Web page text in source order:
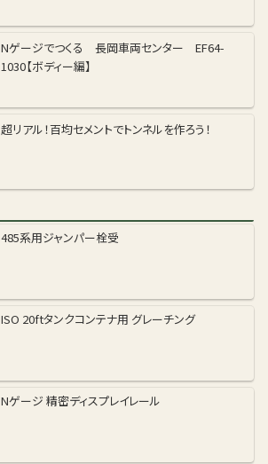
Nゲージでつくる 長岡車両センター EF64-
1030【ボディー編】
超リアル！百均セメントでトンネルを作ろう！
485系用ジャンパー栓受
ISO 20ftタンクコンテナ用 グレーチング
Nゲージ 精密ディスプレイレール